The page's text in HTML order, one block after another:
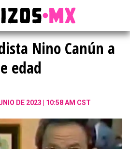
Nino Canún a
edad
DE 2023 | 10:58 AM CST